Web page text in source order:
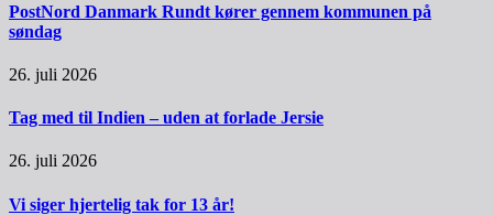
PostNord Danmark Rundt kører gennem kommunen på
søndag
26. juli 2026
Tag med til Indien – uden at forlade Jersie
26. juli 2026
Vi siger hjertelig tak for 13 år!